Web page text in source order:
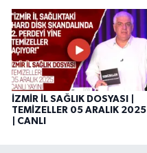
İZMİR İL SAĞLIK DOSYASI |
TEMİZELLER 05 ARALIK 2025
| CANLI